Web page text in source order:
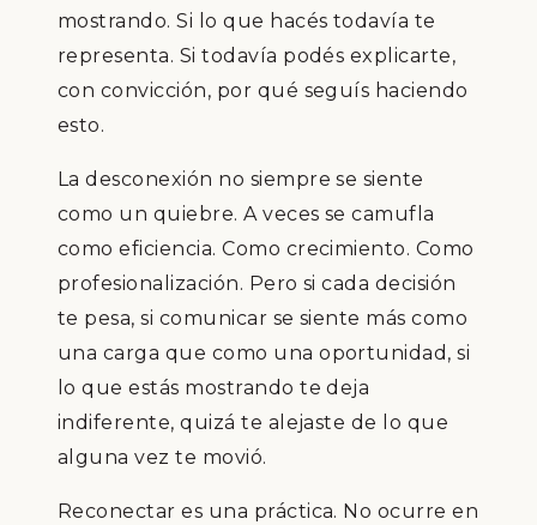
mostrando. Si lo que hacés todavía te
representa. Si todavía podés explicarte,
con convicción, por qué seguís haciendo
esto.
La desconexión no siempre se siente
como un quiebre. A veces se camufla
como eficiencia. Como crecimiento. Como
profesionalización. Pero si cada decisión
te pesa, si comunicar se siente más como
una carga que como una oportunidad, si
lo que estás mostrando te deja
indiferente, quizá te alejaste de lo que
alguna vez te movió.
Reconectar es una práctica. No ocurre en